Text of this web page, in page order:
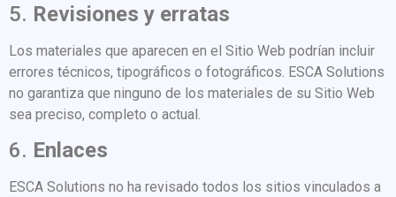
5. Revisiones y erratas
Los materiales que aparecen en el Sitio Web podrían incluir
errores técnicos, tipográficos o fotográficos. ESCA Solutions
no garantiza que ninguno de los materiales de su Sitio Web
sea preciso, completo o actual.
6. Enlaces
ESCA Solutions no ha revisado todos los sitios vinculados a